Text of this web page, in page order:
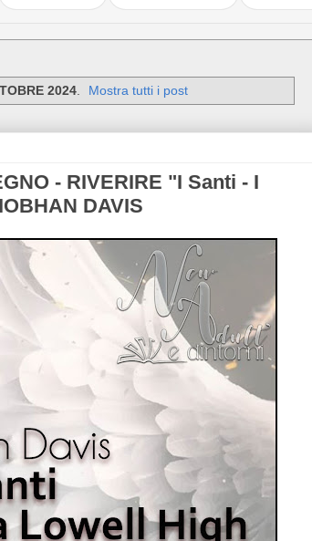
2024. Mostra tutti i post
- RIVERIRE "I Santi - I
DAVIS